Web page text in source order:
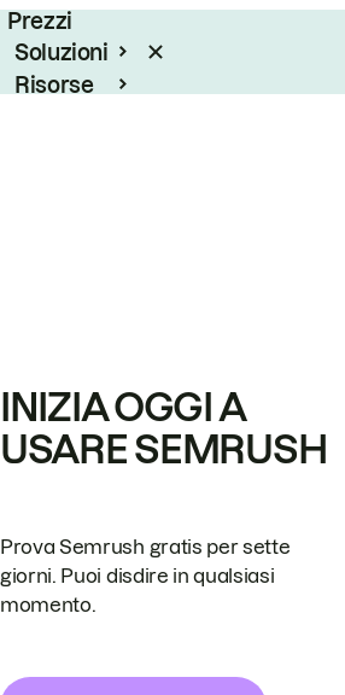
Prezzi
Soluzioni
Risorse
INIZIA OGGI A
USARE SEMRUSH
Prova Semrush gratis per sette
giorni. Puoi disdire in qualsiasi
momento.